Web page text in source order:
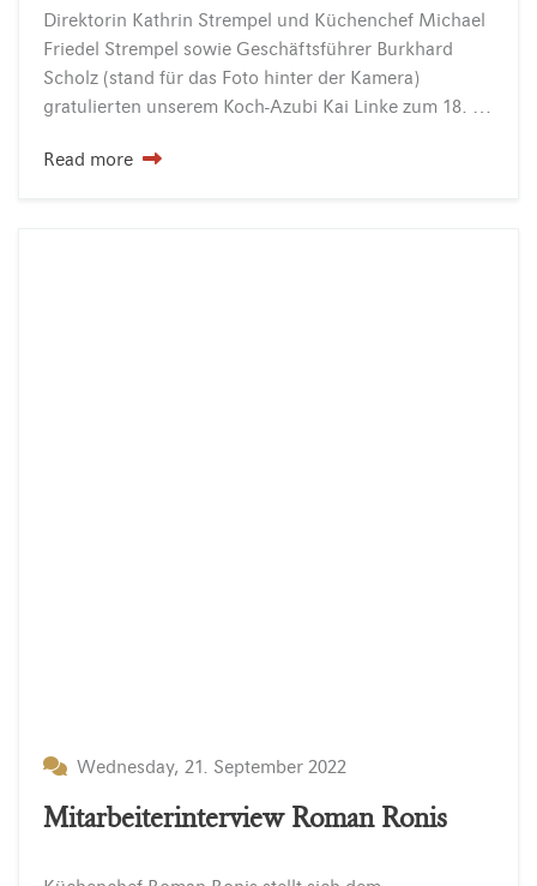
Direktorin Kathrin Strempel und Küchenchef Michael
Friedel Strempel sowie Geschäftsführer Burkhard
Scholz (stand für das Foto hinter der Kamera)
gratulierten unserem Koch-Azubi Kai Linke zum 18. Geburtstag. Seit ein paar Monaten ist Herr Linke als Azubi nun Teil des INSELHOTEL…
Read more
Wednesday, 21. September 2022
Mitarbeiterinterview Roman Ronis